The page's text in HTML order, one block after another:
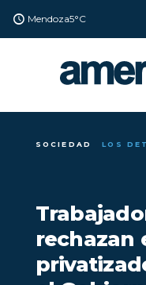
Mendoza5°C
SOCIEDAD LOS
rechazan